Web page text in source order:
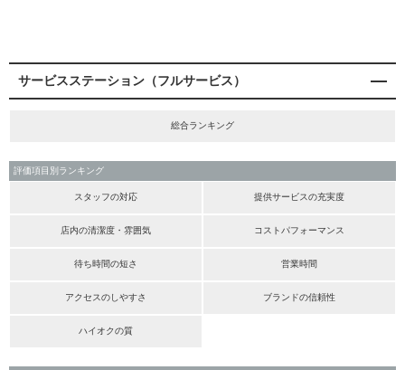
サービスステーション（フルサービス）
総合ランキング
評価項目別ランキング
スタッフの対応 提供サービスの充実度
店内の清潔度・雰囲気 コストパフォーマンス
待ち時間の短さ 営業時間
アクセスのしやすさ ブランドの信頼性
ハイオクの質